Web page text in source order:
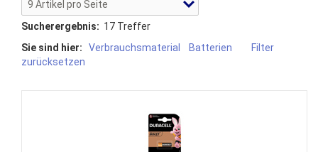
Sucherergebnis: 17 Treffer
Sie sind hier:
Verbrauchsmaterial Batterien
Filter
zurücksetzen